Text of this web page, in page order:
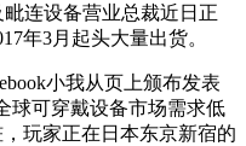
连设备营业总裁近日正
年3月起头大量出货。
小我从页上颁布发表
球可穿戴设备市场需求低
玩家正在日本东京新宿的